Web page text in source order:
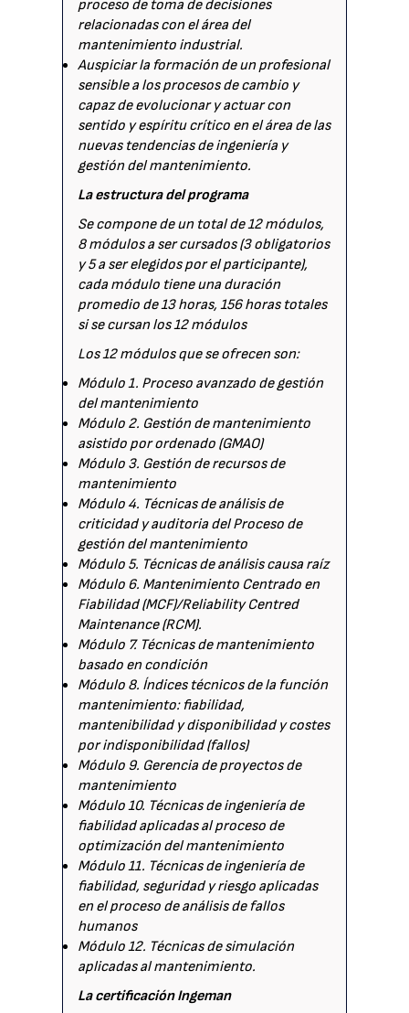
proceso de toma de decisiones
relacionadas con el área del
mantenimiento industrial.
Auspiciar la formación de un profesional
sensible a los procesos de cambio y
capaz de evolucionar y actuar con
sentido y espíritu crítico en el área de las
nuevas tendencias de ingeniería y
gestión del mantenimiento.
La estructura del programa
Se compone de un total de 12 módulos,
8 módulos a ser cursados (3 obligatorios
y 5 a ser elegidos por el participante),
cada módulo tiene una duración
promedio de 13 horas, 156 horas totales
si se cursan los 12 módulos
Los 12 módulos que se ofrecen son:
Módulo 1. Proceso avanzado de gestión
del mantenimiento
Módulo 2. Gestión de mantenimiento
asistido por ordenado (GMAO)
Módulo 3. Gestión de recursos de
mantenimiento
Módulo 4. Técnicas de análisis de
criticidad y auditoria del Proceso de
gestión del mantenimiento
Módulo 5. Técnicas de análisis causa raíz
Módulo 6. Mantenimiento Centrado en
Fiabilidad (MCF)/Reliability Centred
Maintenance (RCM).
Módulo 7. Técnicas de mantenimiento
basado en condición
Módulo 8. Índices técnicos de la función
mantenimiento: fiabilidad,
mantenibilidad y disponibilidad y costes
por indisponibilidad (fallos)
Módulo 9. Gerencia de proyectos de
mantenimiento
Módulo 10. Técnicas de ingeniería de
fiabilidad aplicadas al proceso de
optimización del mantenimiento
Módulo 11. Técnicas de ingeniería de
fiabilidad, seguridad y riesgo aplicadas
en el proceso de análisis de fallos
humanos
Módulo 12. Técnicas de simulación
aplicadas al mantenimiento.
La certificación Ingeman